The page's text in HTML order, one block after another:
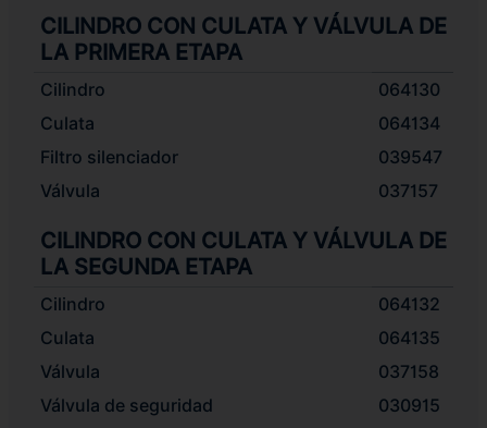
CILINDRO CON CULATA Y VÁLVULA DE
LA PRIMERA ETAPA
Cilindro
064130
Culata
064134
Filtro silenciador
039547
Válvula
037157
CILINDRO CON CULATA Y VÁLVULA DE
LA SEGUNDA ETAPA
Cilindro
064132
Culata
064135
Válvula
037158
Válvula de seguridad
030915